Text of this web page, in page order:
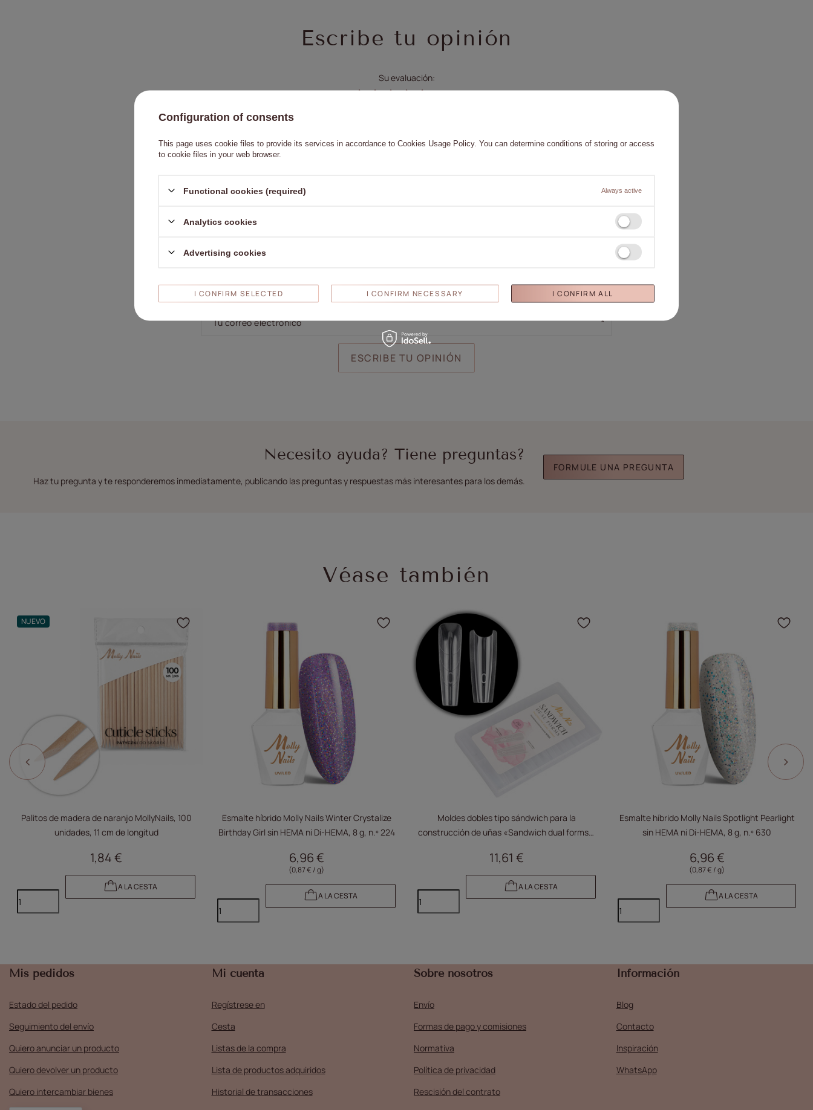
Escribe tu opinión
Su evaluación:
5/5
Añada su propia imagen del producto:
Su nombre
Tu correo electrónico
ESCRIBE TU OPINIÓN
Necesito ayuda? Tiene preguntas?
Haz tu pregunta y te responderemos inmediatamente, publicando las preguntas y respuestas más interesantes para los demás.
FORMULE UNA PREGUNTA
Véase también
NUEVO
Palitos de madera de naranjo MollyNails, 100
unidades, 11 cm de longitud
1,84 €
A LA CESTA
Haga clic para añadir el producto a sus favoritos
Esmalte híbrido Molly Nails Winter Crystalize
Birthday Girl sin HEMA ni Di-HEMA, 8 g, n.º 224
6,96 €
(0,87 € / g)
A LA CESTA
Haga clic para añadir el producto a sus favoritos
Moldes dobles tipo sándwich para la
construcción de uñas «Sandwich dual forms»,
11,61 €
A LA CESTA
Haga clic para añadir el producto
Esmalte híbrido Molly Nails Spotlight Pearlight
sin HEMA ni Di-HEMA, 8 g, n.º 630
6,96 €
(0,87 € / g)
A LA CESTA
Mis pedidos
Estado del pedido
Seguimiento del envío
Quiero anunciar un producto
Quiero devolver un producto
Quiero intercambiar bienes
Mi cuenta
Regístrese en
Cesta
Listas de la compra
Lista de productos adquiridos
Historial de transacciones
Sobre nosotros
Envío
Formas de pago y comisiones
Normativa
Política de privacidad
Rescisión del contrato
Información
Blog
Contacto
Inspiración
WhatsApp
Configuration of consents
This page uses cookie files to provide its services in accordance to Cookies Usage Policy. You can determine conditions of storing or access
to cookie files in your web browser.
Functional cookies (required) Always active
Analytics cookies
Advertising cookies
I CONFIRM SELECTED I CONFIRM NECESSARY I CONFIRM ALL